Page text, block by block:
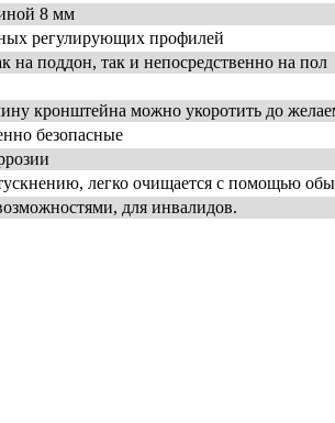
8 мм
регулирующих профилей
поддон, так и непосредственно на пол
кронштейна можно укоротить до
безопасные
легко очищается с помощью
для инвалидов.